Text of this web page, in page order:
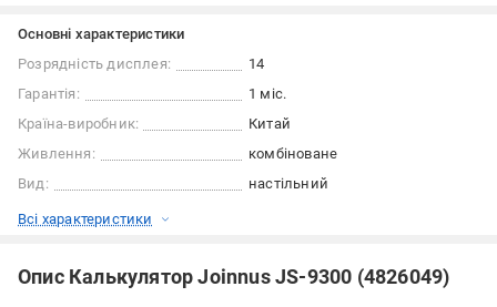
Основні характеристики
Розрядність дисплея:
14
Гарантія:
1 міс.
Країна-виробник:
Китай
Живлення:
комбіноване
Вид:
настільний
Всі характеристики
Опис Калькулятор Joinnus JS-9300 (4826049)